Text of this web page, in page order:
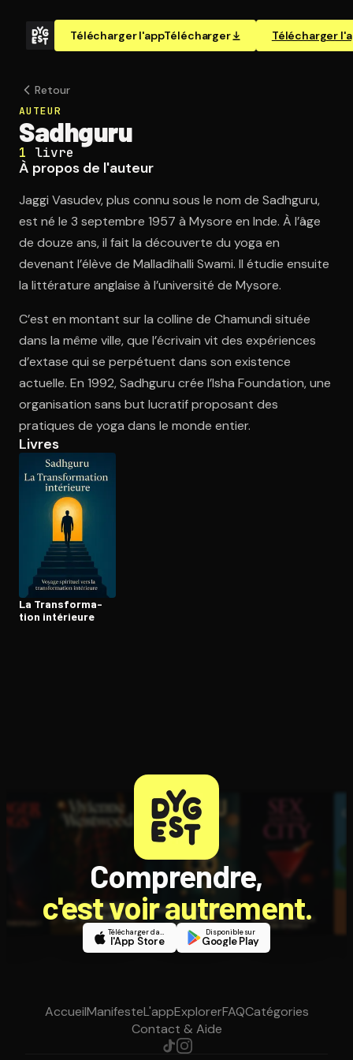
Télécharger l'appTélécharger Télécharger
Ouvre l'app Appareil photo, pointe sur le code. C'est gratuit à
Retour
AUTEUR
Sadhguru
1 livre
À propos de l'auteur
Jaggi Vasudev, plus connu sous le nom de Sadhguru,
est né le 3 septembre 1957 à Mysore en Inde. À l’âge
de douze ans, il fait la découverte du yoga en
devenant l’élève de Malladihalli Swami. Il étudie ensuite
la littérature anglaise à l’université de Mysore.
C’est en montant sur la colline de Chamundi située
dans la même ville, que l’écrivain vit des expériences
d’extase qui se perpétuent dans son existence
actuelle. En 1992, Sadhguru crée l’Isha Foundation, une
organisation sans but lucratif proposant des
pratiques de yoga dans le monde entier.
Livres
La Trans­for­ma­
tion intérieure
Comprendre,
c'est voir autrement.
Télécharger dans
l'App Store
Disponible sur
Google Play
AccueilManifesteL'appExplorerFAQCatégories
Contact & Aide